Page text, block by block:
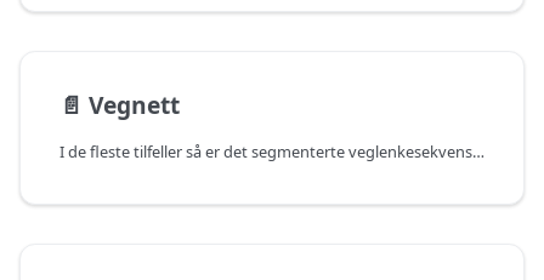
📄️ Vegnett
I de fleste tilfeller så er det segmenterte veglenkesekvenser som brukere er interessert i.